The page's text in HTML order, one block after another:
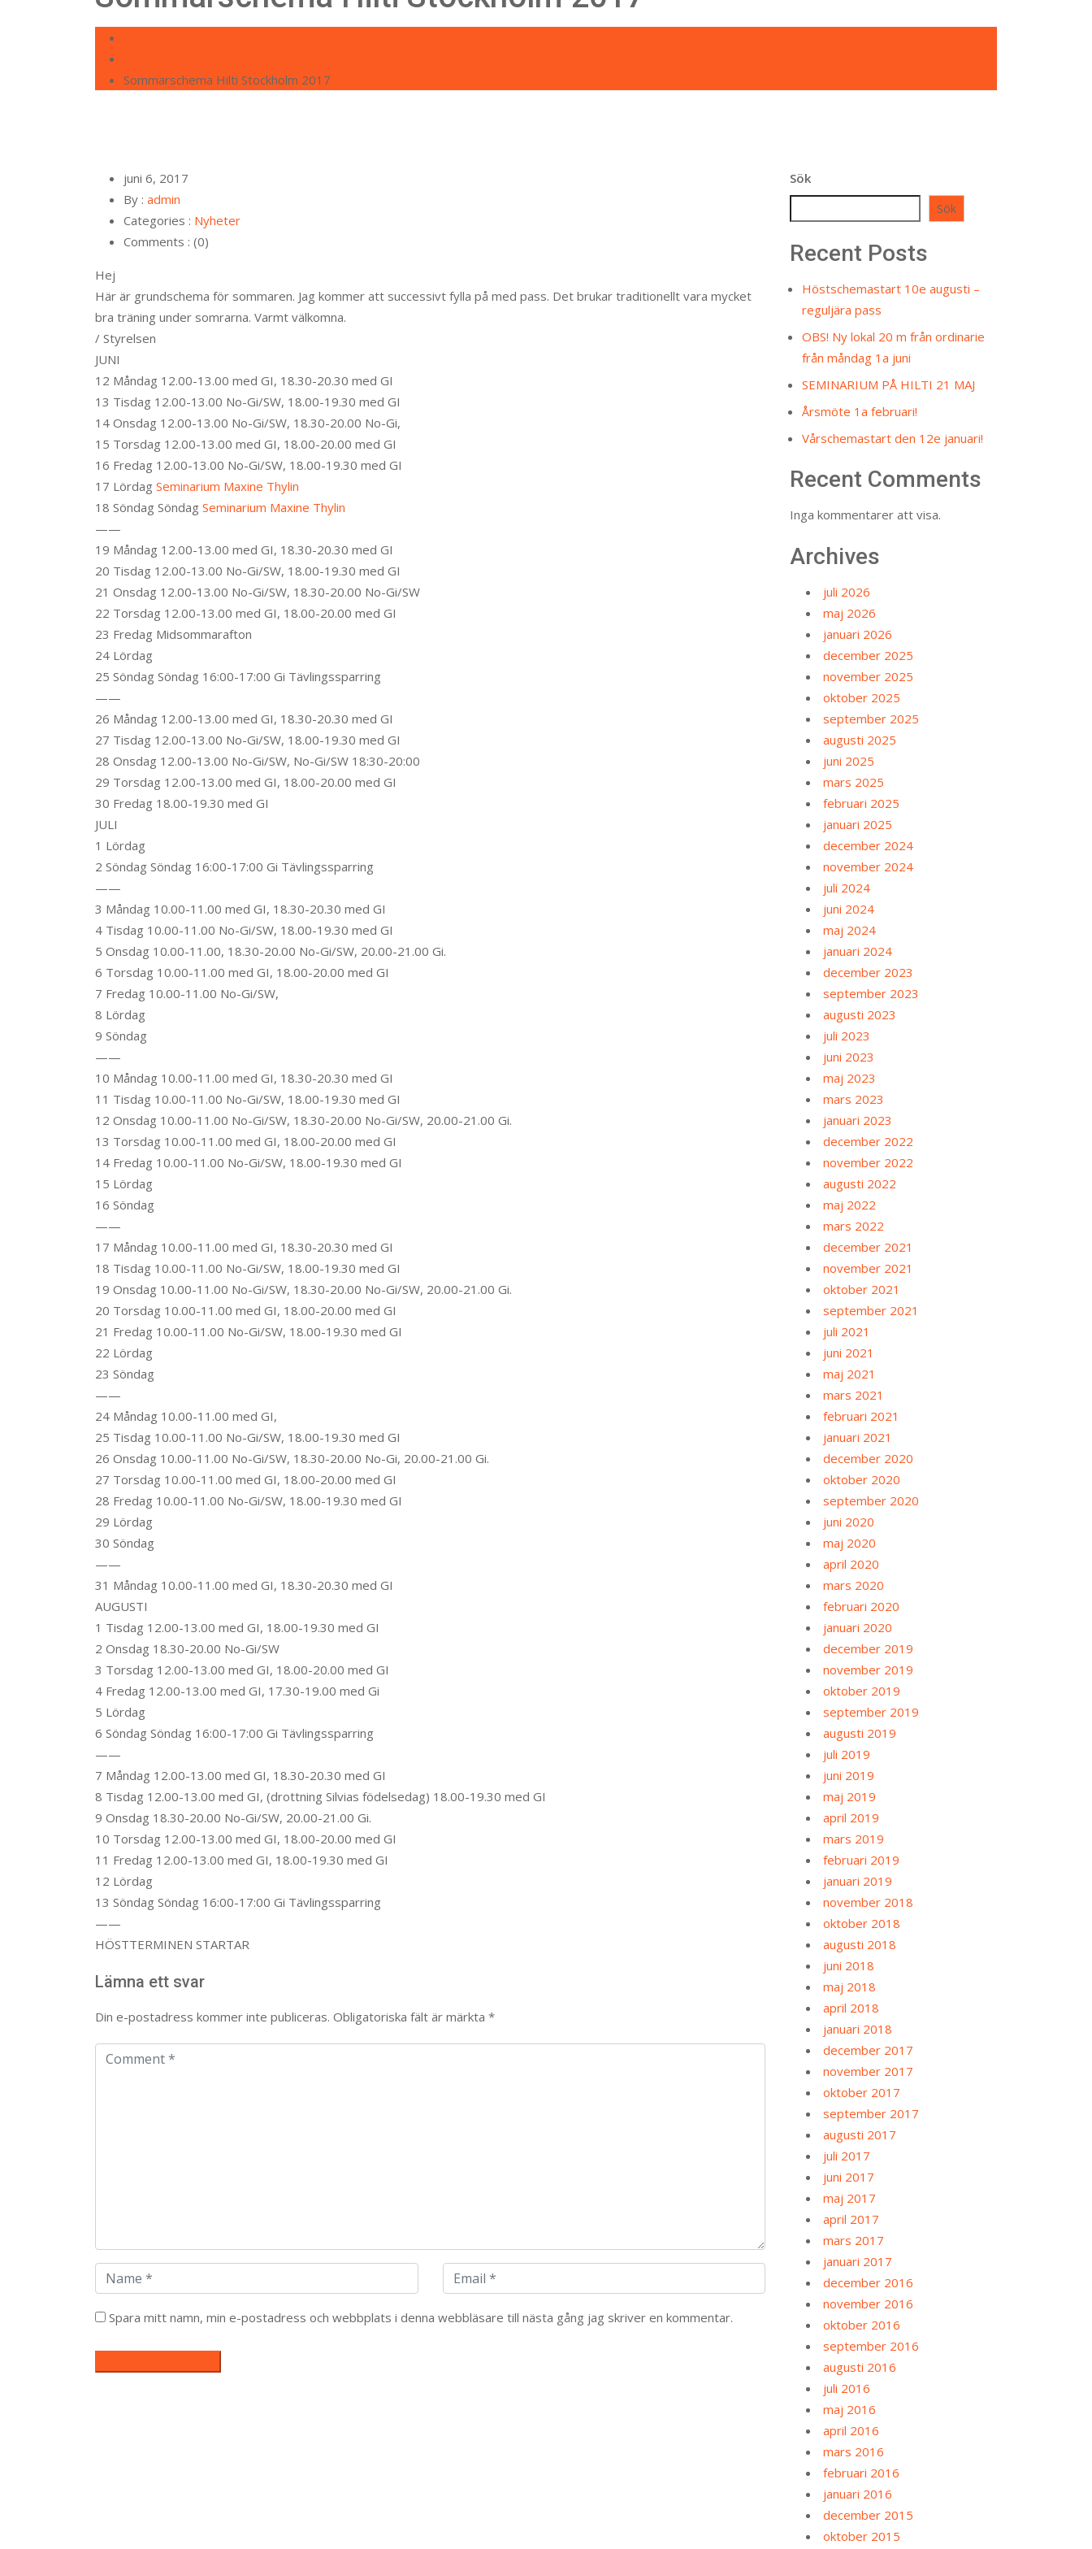
Sommarschema Hilti Stockholm 2017
juni 6, 2017
By : admin
Categories : Nyheter
Comments : (0)
Hej
Här är grundschema för sommaren. Jag kommer att successivt fylla på med pass. Det brukar traditionellt vara mycket
bra träning under somrarna. Varmt välkomna.
/ Styrelsen
JUNI
12 Måndag 12.00-13.00 med GI, 18.30-20.30 med GI
13 Tisdag 12.00-13.00 No-Gi/SW, 18.00-19.30 med GI
14 Onsdag 12.00-13.00 No-Gi/SW, 18.30-20.00 No-Gi,
15 Torsdag 12.00-13.00 med GI, 18.00-20.00 med GI
16 Fredag 12.00-13.00 No-Gi/SW, 18.00-19.30 med GI
17 Lördag Seminarium Maxine Thylin
18 Söndag Söndag Seminarium Maxine Thylin
——
19 Måndag 12.00-13.00 med GI, 18.30-20.30 med GI
20 Tisdag 12.00-13.00 No-Gi/SW, 18.00-19.30 med GI
21 Onsdag 12.00-13.00 No-Gi/SW, 18.30-20.00 No-Gi/SW
22 Torsdag 12.00-13.00 med GI, 18.00-20.00 med GI
23 Fredag Midsommarafton
24 Lördag
25 Söndag Söndag 16:00-17:00 Gi Tävlingssparring
——
26 Måndag 12.00-13.00 med GI, 18.30-20.30 med GI
27 Tisdag 12.00-13.00 No-Gi/SW, 18.00-19.30 med GI
28 Onsdag 12.00-13.00 No-Gi/SW, No-Gi/SW 18:30-20:00
29 Torsdag 12.00-13.00 med GI, 18.00-20.00 med GI
30 Fredag 18.00-19.30 med GI
JULI
1 Lördag
2 Söndag Söndag 16:00-17:00 Gi Tävlingssparring
——
3 Måndag 10.00-11.00 med GI, 18.30-20.30 med GI
4 Tisdag 10.00-11.00 No-Gi/SW, 18.00-19.30 med GI
5 Onsdag 10.00-11.00, 18.30-20.00 No-Gi/SW, 20.00-21.00 Gi.
6 Torsdag 10.00-11.00 med GI, 18.00-20.00 med GI
7 Fredag 10.00-11.00 No-Gi/SW,
8 Lördag
9 Söndag
——
10 Måndag 10.00-11.00 med GI, 18.30-20.30 med GI
11 Tisdag 10.00-11.00 No-Gi/SW, 18.00-19.30 med GI
12 Onsdag 10.00-11.00 No-Gi/SW, 18.30-20.00 No-Gi/SW, 20.00-21.00 Gi.
13 Torsdag 10.00-11.00 med GI, 18.00-20.00 med GI
14 Fredag 10.00-11.00 No-Gi/SW, 18.00-19.30 med GI
15 Lördag
16 Söndag
——
17 Måndag 10.00-11.00 med GI, 18.30-20.30 med GI
18 Tisdag 10.00-11.00 No-Gi/SW, 18.00-19.30 med GI
19 Onsdag 10.00-11.00 No-Gi/SW, 18.30-20.00 No-Gi/SW, 20.00-21.00 Gi.
20 Torsdag 10.00-11.00 med GI, 18.00-20.00 med GI
21 Fredag 10.00-11.00 No-Gi/SW, 18.00-19.30 med GI
22 Lördag
23 Söndag
——
24 Måndag 10.00-11.00 med GI,
25 Tisdag 10.00-11.00 No-Gi/SW, 18.00-19.30 med GI
26 Onsdag 10.00-11.00 No-Gi/SW, 18.30-20.00 No-Gi, 20.00-21.00 Gi.
27 Torsdag 10.00-11.00 med GI, 18.00-20.00 med GI
28 Fredag 10.00-11.00 No-Gi/SW, 18.00-19.30 med GI
29 Lördag
30 Söndag
——
31 Måndag 10.00-11.00 med GI, 18.30-20.30 med GI
AUGUSTI
1 Tisdag 12.00-13.00 med GI, 18.00-19.30 med GI
2 Onsdag 18.30-20.00 No-Gi/SW
3 Torsdag 12.00-13.00 med GI, 18.00-20.00 med GI
4 Fredag 12.00-13.00 med GI, 17.30-19.00 med Gi
5 Lördag
6 Söndag Söndag 16:00-17:00 Gi Tävlingssparring
——
7 Måndag 12.00-13.00 med GI, 18.30-20.30 med GI
8 Tisdag 12.00-13.00 med GI, (drottning Silvias födelsedag) 18.00-19.30 med GI
9 Onsdag 18.30-20.00 No-Gi/SW, 20.00-21.00 Gi.
10 Torsdag 12.00-13.00 med GI, 18.00-20.00 med GI
11 Fredag 12.00-13.00 med GI, 18.00-19.30 med GI
12 Lördag
13 Söndag Söndag 16:00-17:00 Gi Tävlingssparring
——
HÖSTTERMINEN STARTAR
Lämna ett svar
Din e-postadress kommer inte publiceras. Obligatoriska fält är märkta *
Spara mitt namn, min e-postadress och webbplats i denna webbläsare till nästa gång jag skriver en kommentar.
Sök
Sök
Recent Posts
Höstschemastart 10e augusti –
reguljära pass
OBS! Ny lokal 20 m från ordinarie
från måndag 1a juni
SEMINARIUM PÅ HILTI 21 MAJ
Årsmöte 1a februari!
Vårschemastart den 12e januari!
Recent Comments
Inga kommentarer att visa.
Archives
juli 2026
maj 2026
januari 2026
december 2025
november 2025
oktober 2025
september 2025
augusti 2025
juni 2025
mars 2025
februari 2025
januari 2025
december 2024
november 2024
juli 2024
juni 2024
maj 2024
januari 2024
december 2023
september 2023
augusti 2023
juli 2023
juni 2023
maj 2023
mars 2023
januari 2023
december 2022
november 2022
augusti 2022
maj 2022
mars 2022
december 2021
november 2021
oktober 2021
september 2021
juli 2021
juni 2021
maj 2021
mars 2021
februari 2021
januari 2021
december 2020
oktober 2020
september 2020
juni 2020
maj 2020
april 2020
mars 2020
februari 2020
januari 2020
december 2019
november 2019
oktober 2019
september 2019
augusti 2019
juli 2019
juni 2019
maj 2019
april 2019
mars 2019
februari 2019
januari 2019
november 2018
oktober 2018
augusti 2018
juni 2018
maj 2018
april 2018
januari 2018
december 2017
november 2017
oktober 2017
september 2017
augusti 2017
juli 2017
juni 2017
maj 2017
april 2017
mars 2017
januari 2017
december 2016
november 2016
oktober 2016
september 2016
augusti 2016
juli 2016
maj 2016
april 2016
mars 2016
februari 2016
januari 2016
december 2015
oktober 2015